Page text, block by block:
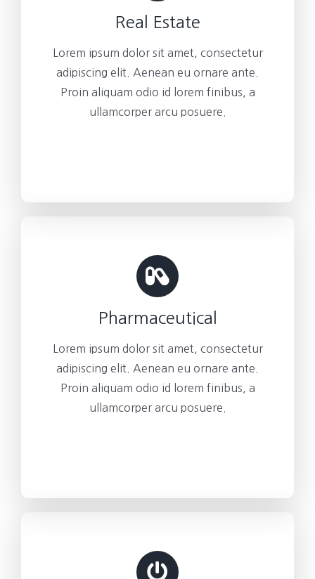
Real Estate
Lorem ipsum dolor sit amet, consectetur
adipiscing elit. Aenean eu ornare ante.
Proin aliquam odio id lorem finibus, a
ullamcorper arcu posuere.
Pharmaceutical
Lorem ipsum dolor sit amet, consectetur
adipiscing elit. Aenean eu ornare ante.
Proin aliquam odio id lorem finibus, a
ullamcorper arcu posuere.